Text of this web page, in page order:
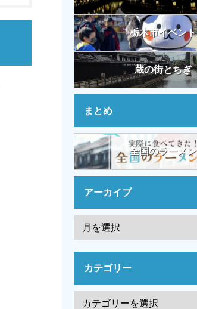
栃木市イベント
蔵の街とちぎ
まとめ
全国のラーメン
アーカイブ
カテゴリー